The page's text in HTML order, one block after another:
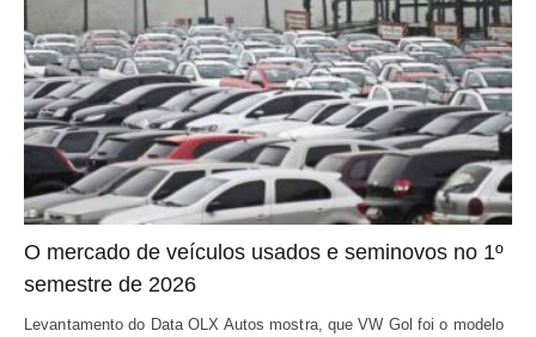
O mercado de veículos usados e seminovos no 1º
semestre de 2026
Levantamento do Data OLX Autos mostra, que VW Gol foi o modelo